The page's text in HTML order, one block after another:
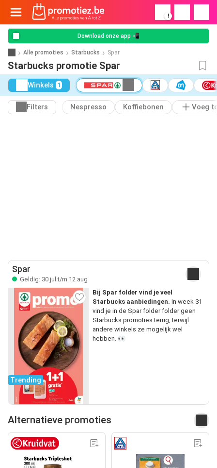
!
Download onze app 📲
Alle promoties Starbucks Spar
Starbucks promotie Spar
Winkels 1
Filters Nespresso Koffiebonen Voeg
Spar
Geldig: 30 jul t/m 12 aug
Trending
Bij Spar folder vind je veel
Starbucks aanbiedingen. In week 31
vind je in de Spar folder folder geen
Starbucks promoties terug, terwijl
andere winkels ze mogelijk wel
hebben. 👀
Alternatieve promoties